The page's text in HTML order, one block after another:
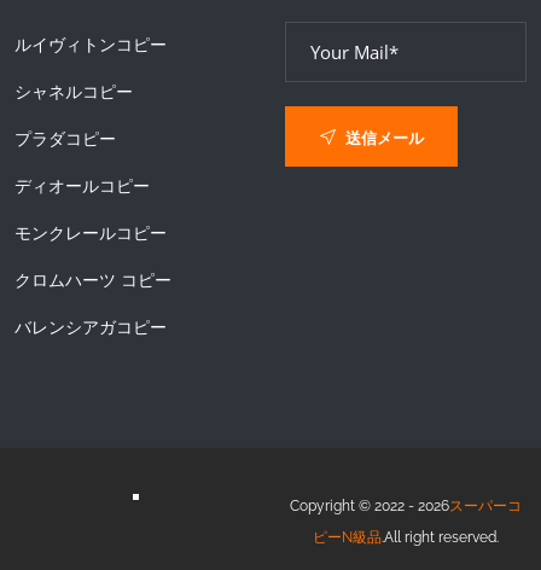
ルイヴィトンコピー
シャネルコピー
プラダコピー
ディオールコピー
モンクレールコピー
クロムハーツ コピー
バレンシアガコピー
送信メール
Copyright © 2022 - 2026スーパーコ
ピーN級品.All right reserved.